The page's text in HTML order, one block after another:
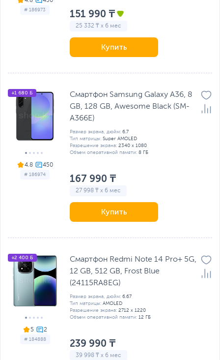
# 186973 151 990 ₸
25 332 ₸ x 6 мес
Купить
4.8
# 186974
+1 680 Б
Смартфон Samsung Galaxy A36, 8
GB, 128 GB, Awesome Black (SM-
A366E)
Размер экрана, дюйм: 6.7
Тип матрицы: Super AMOLED
Разрешение экрана: 2340 x 1080
Объем оперативной памяти: 8 ГБ
167 990 ₸
27 998 ₸ x 6 мес
Купить
5
# 184888
+2 400 Б
Смартфон Redmi Note 14 Pro+ 5G,
12 GB, 512 GB, Frost Blue
(24115RA8EG)
Размер экрана, дюйм: 6.67
Тип матрицы: AMOLED
Разрешение экрана: 2712 x 1220
Объем оперативной памяти: 12 ГБ
239 990 ₸
39 998 ₸ x 6 мес